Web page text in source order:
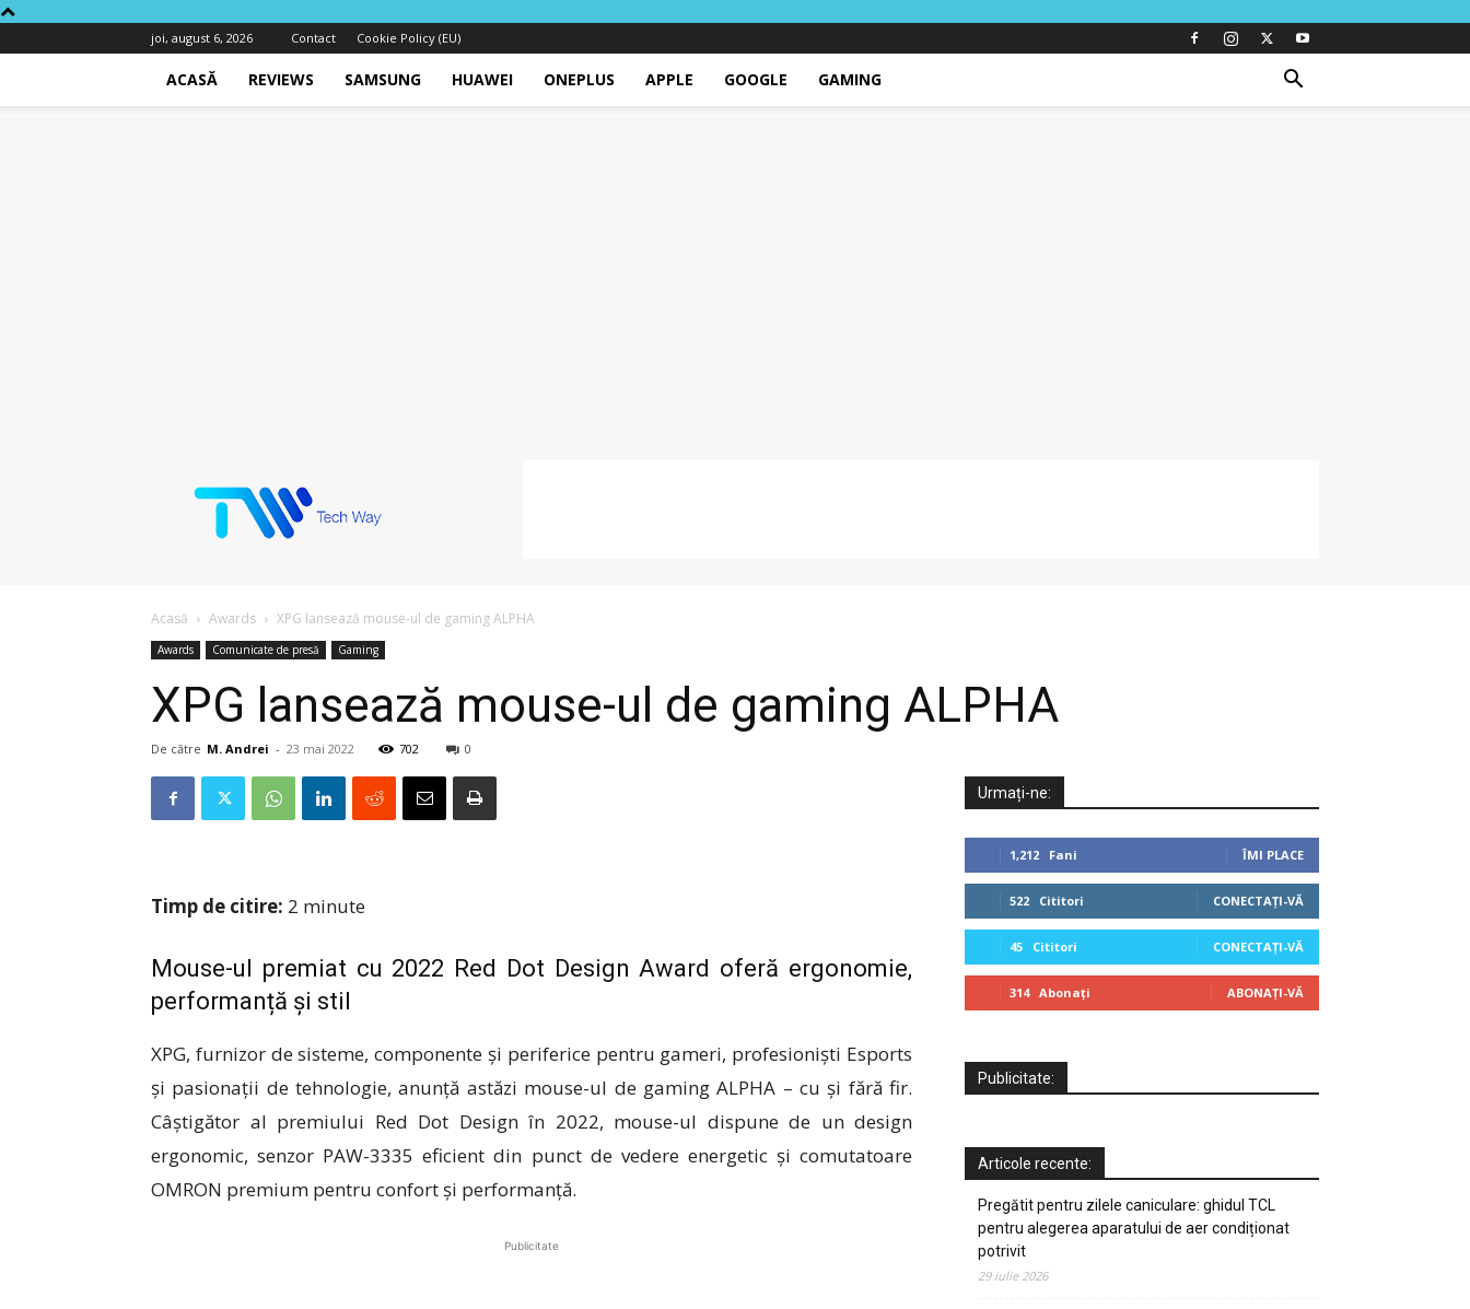
joi, august 6, 2026 Contact Cookie Policy (EU)
ACASĂ REVIEWS SAMSUNG HUAWEI ONEPLUS APPLE GOOGLE GAMING
Acasă Awards XPG lansează mouse-ul de gaming ALPHA
Awards Comunicate de presă Gaming
XPG lansează mouse-ul de gaming ALPHA
De către M. Andrei - 23 mai 2022 702 0
Timp de citire: 2 minute
Mouse-ul premiat cu 2022 Red Dot Design Award oferă ergonomie,
performanță și stil
XPG, furnizor de sisteme, componente și periferice pentru gameri, profesioniști Esports
și pasionații de tehnologie, anunță astăzi mouse-ul de gaming ALPHA – cu și fără fir.
Câștigător al premiului Red Dot Design în 2022, mouse-ul dispune de un design
ergonomic, senzor PAW-3335 eficient din punct de vedere energetic și comutatoare
OMRON premium pentru confort și performanță.
Publicitate
Urmați-ne:
1,212 Fani ÎMI PLACE
522 Cititori CONECTAȚI-VĂ
45 Cititori CONECTAȚI-VĂ
314 Abonați ABONAȚI-VĂ
Publicitate:
Articole recente:
Pregătit pentru zilele caniculare: ghidul TCL
pentru alegerea aparatului de aer condiționat
potrivit
29 iulie 2026